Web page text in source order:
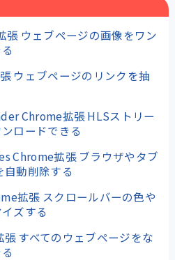
ウェブページの画像をワン
ウェブページのリンクを抽
Chrome拡張 HLSストリー
ロードできる
Chrome拡張 ブラウザやタブ
自動削除する
拡張 スクロールバーの色や
ズする
すべてのウェブページをな